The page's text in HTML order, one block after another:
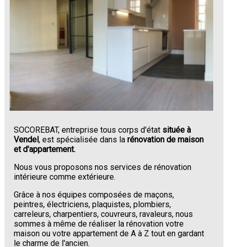
SOCOREBAT, entreprise tous corps d'état située à
Vendel, est spécialisée dans larénovation de maison
et d'appartement.
Nous vous proposons nos services de rénovation
intérieure comme extérieure.
Grâce à nos équipes composées de maçons,
peintres, électriciens, plaquistes, plombiers,
carreleurs, charpentiers, couvreurs, ravaleurs, nous
sommes à même de réaliser la rénovation votre
maison ou votre appartement de A à Z tout en gardant
le charme de l'ancien.